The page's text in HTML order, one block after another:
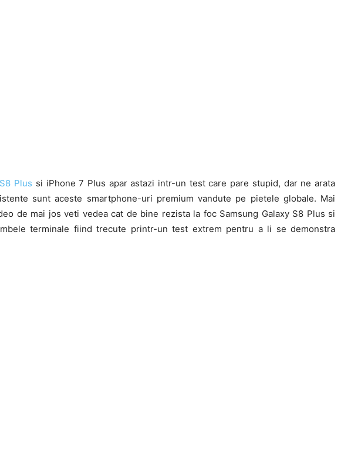
Plus si iPhone 7 Plus apar astazi intr-un test care pare stupid, dar ne arata
sunt aceste smartphone-uri premium vandute pe pietele globale. Mai
de mai jos veti vedea cat de bine rezista la foc Samsung Galaxy S8 Plus si
terminale fiind trecute printr-un test extrem pentru a li se demonstra